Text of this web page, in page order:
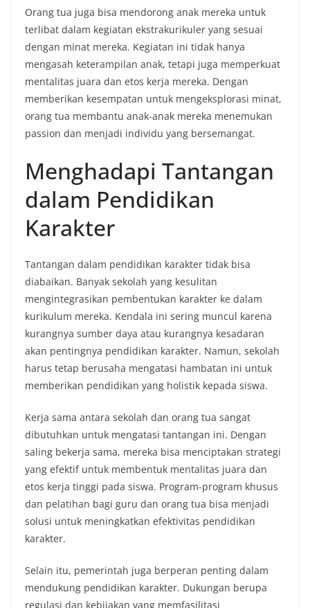
Orang tua juga bisa mendorong anak mereka untuk
terlibat dalam kegiatan ekstrakurikuler yang sesuai
dengan minat mereka. Kegiatan ini tidak hanya
mengasah keterampilan anak, tetapi juga memperkuat
mentalitas juara dan etos kerja mereka. Dengan
memberikan kesempatan untuk mengeksplorasi minat,
orang tua membantu anak-anak mereka menemukan
passion dan menjadi individu yang bersemangat.
Menghadapi Tantangan
dalam Pendidikan
Karakter
Tantangan dalam pendidikan karakter tidak bisa
diabaikan. Banyak sekolah yang kesulitan
mengintegrasikan pembentukan karakter ke dalam
kurikulum mereka. Kendala ini sering muncul karena
kurangnya sumber daya atau kurangnya kesadaran
akan pentingnya pendidikan karakter. Namun, sekolah
harus tetap berusaha mengatasi hambatan ini untuk
memberikan pendidikan yang holistik kepada siswa.
Kerja sama antara sekolah dan orang tua sangat
dibutuhkan untuk mengatasi tantangan ini. Dengan
saling bekerja sama, mereka bisa menciptakan strategi
yang efektif untuk membentuk mentalitas juara dan
etos kerja tinggi pada siswa. Program-program khusus
dan pelatihan bagi guru dan orang tua bisa menjadi
solusi untuk meningkatkan efektivitas pendidikan
karakter.
Selain itu, pemerintah juga berperan penting dalam
mendukung pendidikan karakter. Dukungan berupa
regulasi dan kebijakan yang memfasilitasi